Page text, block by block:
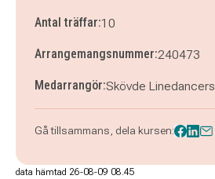
Antal träffar:10
Arrangemangsnummer:240473
Medarrangör:Skövde Linedancers
Gå tillsammans, dela kursen:
data hämtad 26-08-09 08.45